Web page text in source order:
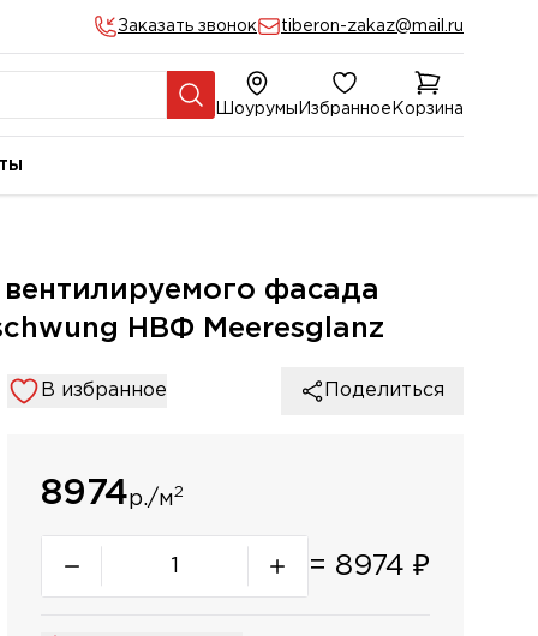
Заказать звонок tiberon-zakaz@mail.ru
Шоурумы Избранное Корзина
фасада
НВФ Meeresglanz
В избранное Поделиться
8974р./м2
= 8974 ₽